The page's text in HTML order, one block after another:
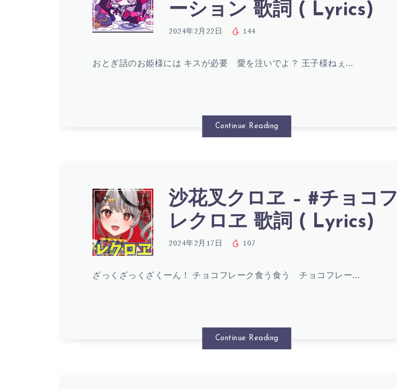
(
LYRICS)
ネ
ス,
ル
イ,
博
IWASAKI
&
叉
ク
ロ
ーション 歌詞 ( Lyrics)
2024年2月22日 144
おとぎ話のお姫様には キスが必要 愛を注いでよ？ 王子様ねぇ…
Continue Reading
沙
花
沙花叉クロヱ – #チョコフ
レクロヱ 歌詞 ( Lyrics)
2024年2月17日 107
ざっくざっくざくーん！ チョコフレーク食う食う チョコフレー…
Continue Reading